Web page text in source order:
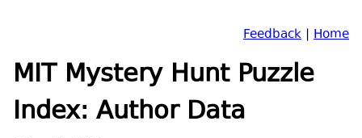
Feedback | Home
MIT Mystery Hunt Puzzle
Index: Author Data